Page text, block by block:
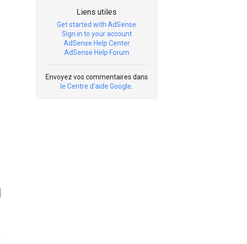
Liens utiles
Get started with AdSense
Sign in to your account
AdSense Help Center
AdSense Help Forum
Envoyez vos commentaires dans
le Centre d'aide Google